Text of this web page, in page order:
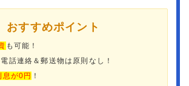
おすすめポイント
も可能！
話連絡＆郵送物は原則なし！
が0円 ！